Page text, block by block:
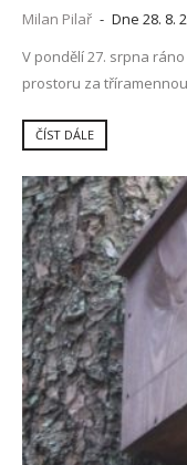
Milan Pilař - Dne 28. 8.
V pondělí 27. srpna
prostoru za
ČÍST DÁLE